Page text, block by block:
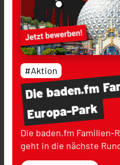
Diebaden.fm
Europa-Park
#Aktion
Die baden.fm Familien-
geht in die nächste